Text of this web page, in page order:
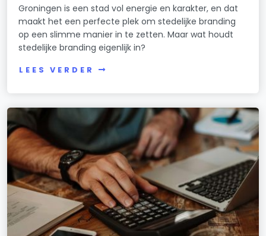
Groningen is een stad vol energie en karakter, en dat
maakt het een perfecte plek om stedelijke branding
op een slimme manier in te zetten. Maar wat houdt
stedelijke branding eigenlijk in?
LEES VERDER